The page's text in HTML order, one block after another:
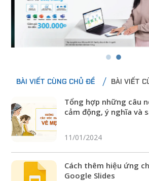
BÀI VIẾT CÙNG CHỦ ĐỀ BÀI VIẾT
Tổng hợp những câu
cảm động, ý nghĩa và
11/01/2024
Cách thêm hiệu ứng
Google Slides